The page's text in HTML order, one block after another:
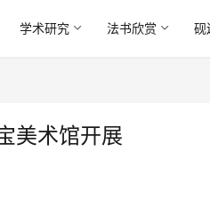
学术研究 法书欣赏 砚
美术馆开展